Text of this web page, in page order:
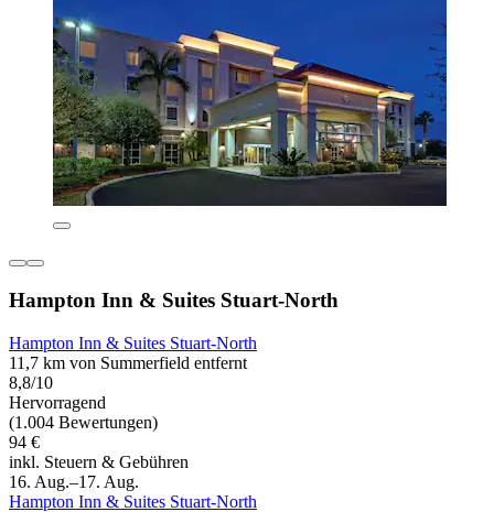
Hampton Inn & Suites Stuart-North
Hampton Inn & Suites Stuart-North
11,7 km von Summerfield entfernt
8,8/10
Hervorragend
(1.004 Bewertungen)
94 €
inkl. Steuern & Gebühren
16. Aug.–17. Aug.
Hampton Inn & Suites Stuart-North